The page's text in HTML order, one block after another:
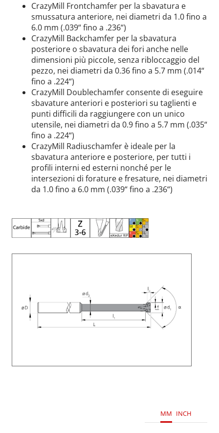
CrazyMill Frontchamfer per la sbavatura e
smussatura anteriore, nei diametri da 1.0 fino a
6.0 mm (.039“ fino a .236“)
CrazyMill Backchamfer per la sbavatura
posteriore o sbavatura dei fori anche nelle
dimensioni più piccole, senza ribloccaggio del
pezzo, nei diametri da 0.36 fino a 5.7 mm (.014“
fino a .224“)
CrazyMill Doublechamfer consente di eseguire
sbavature anteriori e posteriori su taglienti e
punti difficili da raggiungere con un unico
utensile, nei diametri da 0.9 fino a 5.7 mm (.035“
fino a .224“)
CrazyMill Radiuschamfer è ideale per la
sbavatura anteriore e posteriore, per tutti i
profili interni ed esterni nonché per le
intersezioni di forature e fresature, nei diametri
da 1.0 fino a 6.0 mm (.039“ fino a .236“)
MM INCH